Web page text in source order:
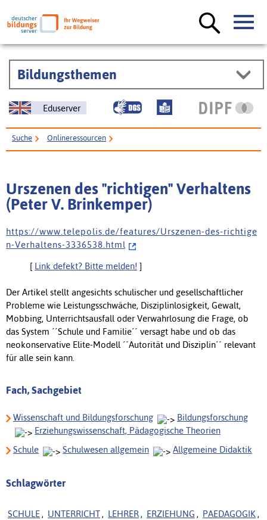
Bildungsthemen
Eduserver
Suche Onlineressourcen
Urszenen des "richtigen" Verhaltens
(Peter V. Brinkemper)
h t t p s : / / w w w . t e l e p o l i s . d e / f e a t u r e s / U r s z e n e n - d e s - r i c h t i g e
n - V e r h a l t e n s - 3 3 3 6 5 3 8 . h t m l
[ Link defekt? Bitte melden! ]
Der Artikel stellt angesichts schulischer und gesellschaftlicher
Probleme wie Leistungsschwäche, Disziplinlosigkeit, Gewalt,
Mobbing, Unterrichtsausfall oder Verwahrlosung die Frage, ob
das System ´´Schule und Familie´´ versagt habe und ob das
neokonservative Elite-Modell ´´Autorität und Disziplin´´ relevant
für alle sein kann.
Fach, Sachgebiet
Wissenschaft und Bildungsforschung
Bildungsforschung
Erziehungswissenschaft, Pädagogische Theorien
Schule
Schulwesen allgemein Allgemeine Didaktik
Schlagwörter
SCHULE , UNTERRICHT , LEHRER , ERZIEHUNG , PAEDAGOGIK ,